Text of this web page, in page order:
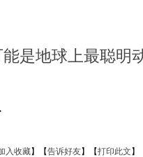
是地球上最聪明
入收藏】【告诉好友】【打印此文】